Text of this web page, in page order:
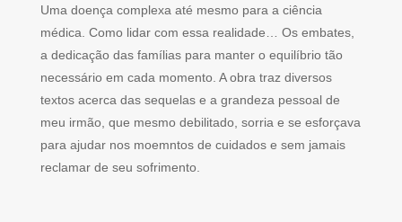
Uma doença complexa até mesmo para a ciência
médica. Como lidar com essa realidade… Os embates,
a dedicação das famílias para manter o equilíbrio tão
necessário em cada momento. A obra traz diversos
textos acerca das sequelas e a grandeza pessoal de
meu irmão, que mesmo debilitado, sorria e se esforçava
para ajudar nos moemntos de cuidados e sem jamais
reclamar de seu sofrimento.